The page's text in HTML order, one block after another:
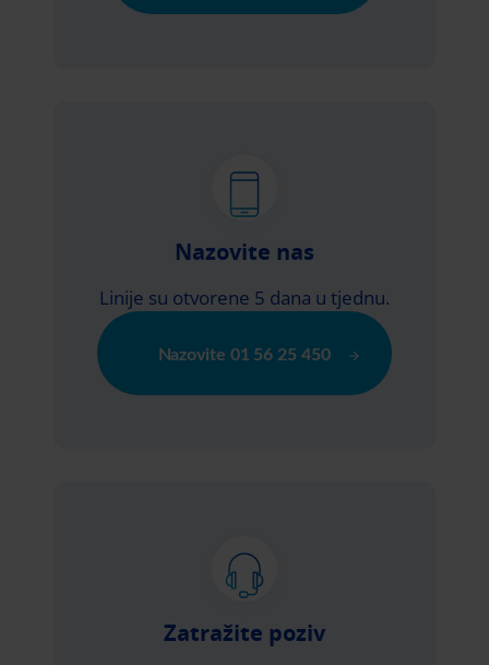
Nazovite nas
Linije su otvorene 5 dana u tjednu.
Nazovite 01 56 25 450
Zatražite poziv